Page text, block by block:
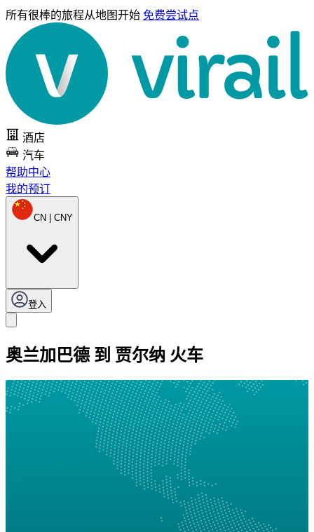
所有很棒的旅程从地图开始 免费尝试点
酒店
汽车
帮助中心
我的预订
CN | CNY
登入
奥兰加巴德 到 贾尔纳 火车